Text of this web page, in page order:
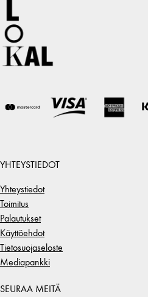
YHTEYSTIEDOT
Yhteystiedot
Toimitus
Palautukset
Käyttöehdot
Tietosuojaseloste
Mediapankki
SEURAA MEITÄ